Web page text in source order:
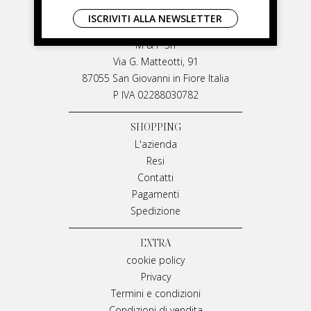
LIVIANA MIRARCHI
M & P Srl
Via G. Matteotti, 91
87055 San Giovanni in Fiore Italia
P IVA 02288030782
SHOPPING
L'azienda
Resi
Contatti
Pagamenti
Spedizione
EXTRA
cookie policy
Privacy
Termini e condizioni
ISCRIVITI ALLA NEWSLETTER